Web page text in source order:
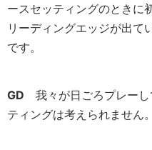
ースセッティングのときに
リーディングエッジが出て
です。
GD 我々が日ごろプレーし
ティングは考えられません。